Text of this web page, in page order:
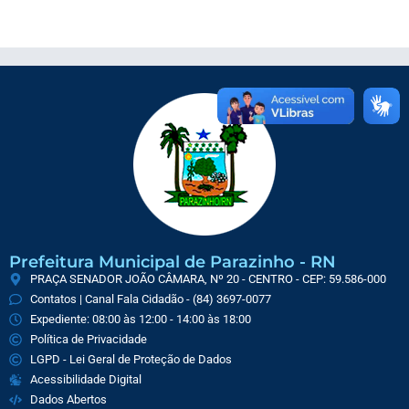
Prefeitura Municipal de Parazinho - RN
PRAÇA SENADOR JOÃO CÂMARA, Nº 20 - CENTRO - CEP: 59.586-000
Contatos | Canal Fala Cidadão - (84) 3697-0077
Expediente: 08:00 às 12:00 - 14:00 às 18:00
Política de Privacidade
LGPD - Lei Geral de Proteção de Dados
Acessibilidade Digital
Dados Abertos